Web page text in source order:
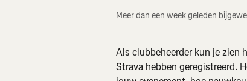
Meer dan een week geleden
Als clubbeheerder kun je zien
Strava hebben geregistreerd.